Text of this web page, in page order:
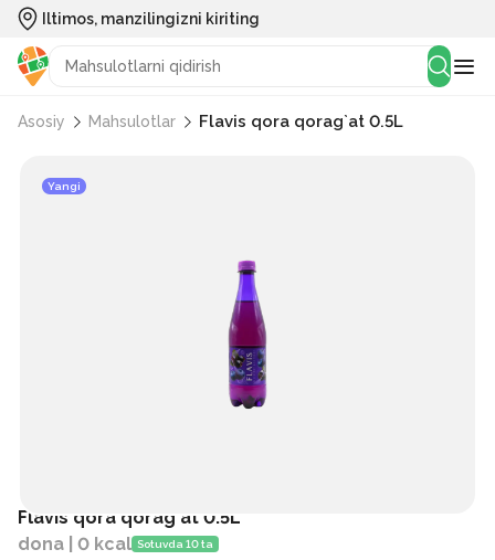
Iltimos, manzilingizni kiriting
Asosiy Mahsulotlar Flavis qora qorag`at 0.5L
Yangi
Flavis qora qorag`at 0.5L
dona | 0 kcal Sotuvda 10 ta